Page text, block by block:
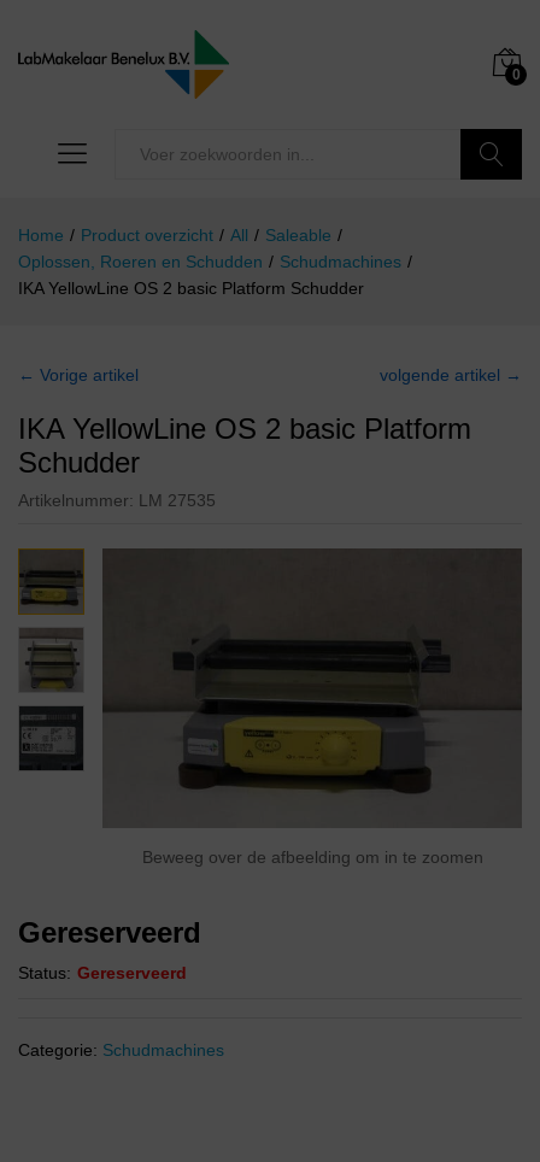
0
Home / Product overzicht / All / Saleable /
Oplossen, Roeren en Schudden / Schudmachines /
IKA YellowLine OS 2 basic Platform Schudder
← Vorige artikel volgende artikel →
IKA YellowLine OS 2 basic Platform
Schudder
Artikelnummer: LM 27535
Beweeg over de afbeelding om in te zoomen
Gereserveerd
Status: Gereserveerd
Categorie: Schudmachines